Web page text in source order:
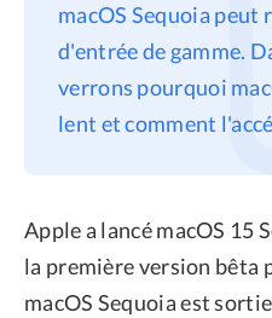
Conditions générales
Politique de
remboursement
macOS Sequoia peut
d'entrée de gamme.
verrons pourquoi
lent et comment
Apple a lancé macOS 15
la première version bêta
macOS Sequoia est